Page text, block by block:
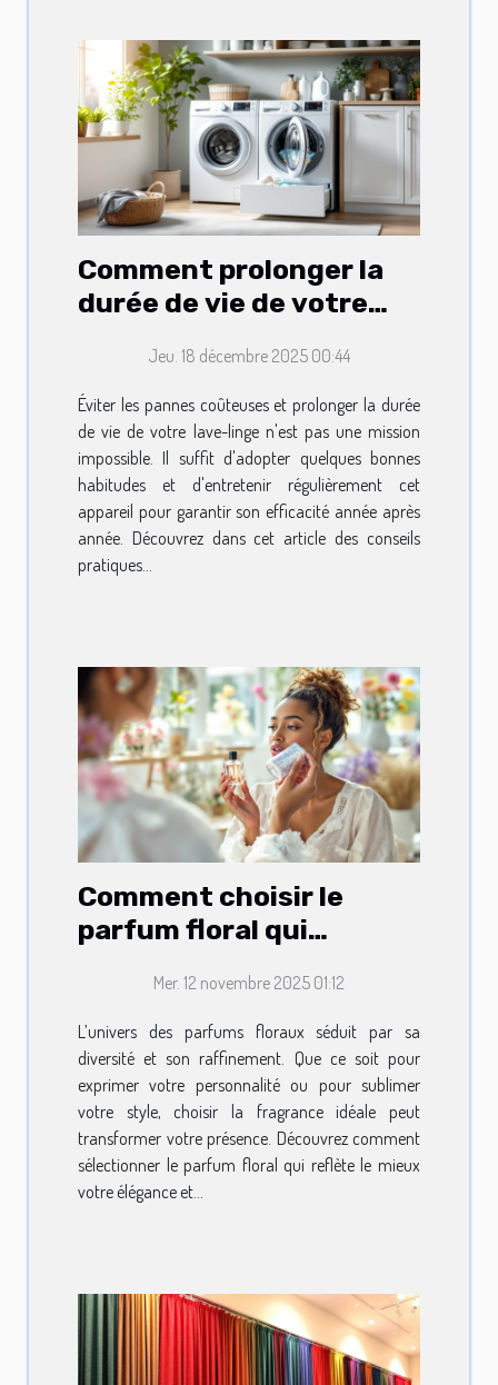
Comment prolonger la
durée de vie de votre
Jeu. 18 décembre 2025 00:44
Éviter les pannes coûteuses et prolonger la durée
de vie de votre lave-linge n'est pas une mission
impossible. Il suffit d'adopter quelques bonnes
habitudes et d'entretenir régulièrement cet
appareil pour garantir son efficacité année après
année. Découvrez dans cet article des conseils
pratiques...
Comment choisir le
parfum floral qui
Mer. 12 novembre 2025 01:12
L’univers des parfums floraux séduit par sa
diversité et son raffinement. Que ce soit pour
exprimer votre personnalité ou pour sublimer
votre style, choisir la fragrance idéale peut
transformer votre présence. Découvrez comment
sélectionner le parfum floral qui reflète le mieux
votre élégance et...